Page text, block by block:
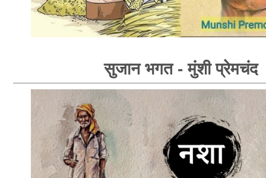
सुजान भगत - मुंशी प्रेमचंद